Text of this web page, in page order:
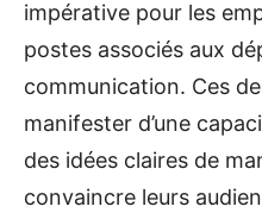
impérative pour les
postes associés aux
communication. Ces
manifester d’une
des idées claires de
convaincre leurs